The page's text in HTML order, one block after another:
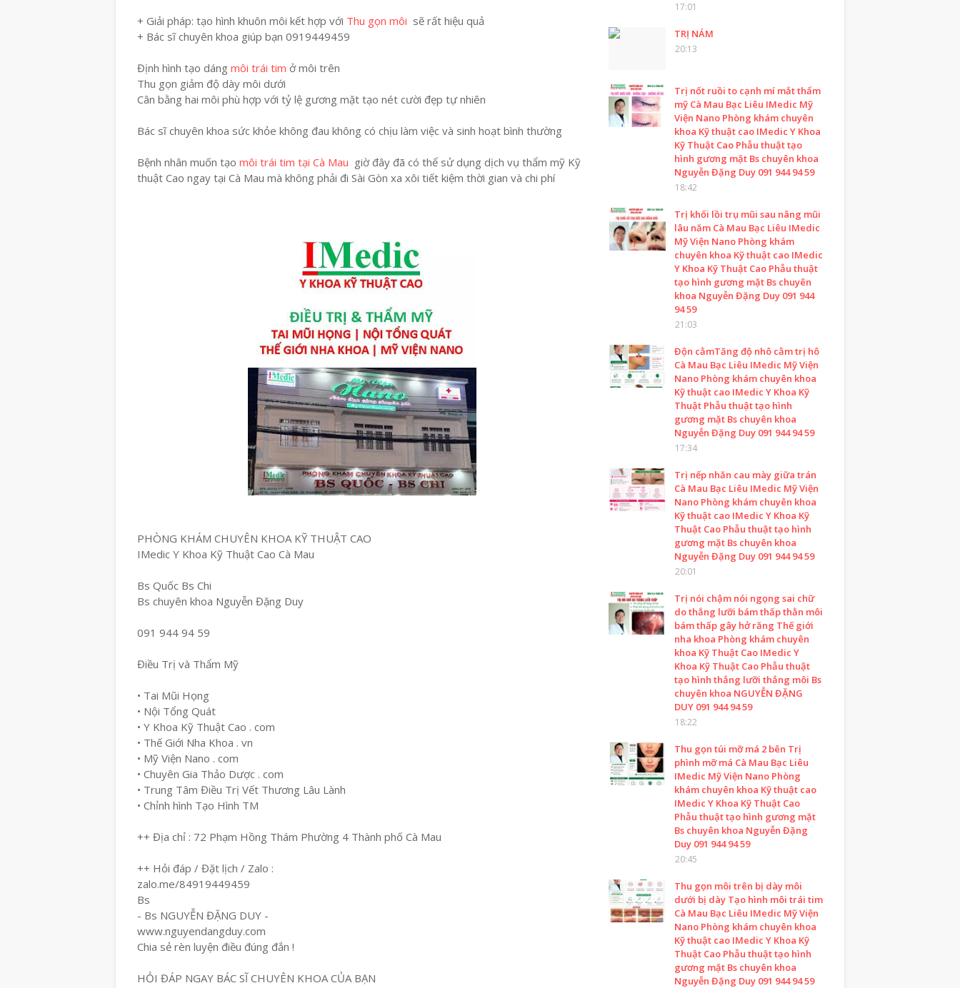
+ Giải pháp: tạo hình khuôn môi kết hợp với Thu gọn môi sẽ rất hiệu quả
+ Bác sĩ chuyên khoa giúp bạn 0919449459
Định hình tạo dáng môi trái tim ở môi trên
Thu gọn giảm độ dày môi dưới
Cân bằng hai môi phù hợp với tỷ lệ gương mặt tạo nét cười đẹp tự nhiên
Bác sĩ chuyên khoa sức khỏe không đau không có chịu làm việc và sinh hoạt bình thường
Bệnh nhân muốn tạo môi trái tim tại Cà Mau giờ đây đã có thể sử dụng dịch vụ thẩm mỹ Kỹ
thuật Cao ngay tại Cà Mau mà không phải đi Sài Gòn xa xôi tiết kiệm thời gian và chi phí
PHÒNG KHÁM CHUYÊN KHOA KỸ THUẬT CAO
IMedic Y Khoa Kỹ Thuật Cao Cà Mau
Bs Quốc Bs Chi
Bs chuyên khoa Nguyễn Đặng Duy
091 944 94 59
Điều Trị và Thẩm Mỹ
• Tai Mũi Họng
• Nội Tổng Quát
• Y Khoa Kỹ Thuật Cao . com
• Thế Giới Nha Khoa . vn
• Mỹ Viện Nano . com
• Chuyên Gia Thảo Dược . com
• Trung Tâm Điều Trị Vết Thương Lâu Lành
• Chỉnh hình Tạo Hình TM
++ Địa chỉ : 72 Phạm Hồng Thám Phường 4 Thành phố Cà Mau
++ Hỏi đáp / Đặt lịch / Zalo :
zalo.me/84919449459
Bs
- Bs NGUYỄN ĐẶNG DUY -
www.nguyendangduy.com
Chia sẻ rèn luyện điều đúng đắn !
HỎI ĐÁP NGAY BÁC SĨ CHUYÊN KHOA CỦA BẠN
17:01
TRỊ NÁM
20:13
Trị nốt ruồi to cạnh mí mắt thẩm
mỹ Cà Mau Bạc Liêu IMedic Mỹ
Viện Nano Phòng khám chuyên
khoa Kỹ thuật cao IMedic Y Khoa
Kỹ Thuật Cao Phẫu thuật tạo
hình gương mặt Bs chuyên khoa
Nguyễn Đặng Duy 091 944 94 59
18:42
Trị khối lồi trụ mũi sau nâng mũi
lâu năm Cà Mau Bạc Liêu IMedic
Mỹ Viện Nano Phòng khám
chuyên khoa Kỹ thuật cao IMedic
Y Khoa Kỹ Thuật Cao Phẫu thuật
tạo hình gương mặt Bs chuyên
khoa Nguyễn Đặng Duy 091 944
94 59
21:03
Độn cằmTăng độ nhô cằm trị hô
Cà Mau Bạc Liêu IMedic Mỹ Viện
Nano Phòng khám chuyên khoa
Kỹ thuật cao IMedic Y Khoa Kỹ
Thuật Phẫu thuật tạo hình
gương mặt Bs chuyên khoa
Nguyễn Đặng Duy 091 944 94 59
17:34
Trị nếp nhăn cau mày giữa trán
Cà Mau Bạc Liêu IMedic Mỹ Viện
Nano Phòng khám chuyên khoa
Kỹ thuật cao IMedic Y Khoa Kỹ
Thuật Cao Phẫu thuật tạo hình
gương mặt Bs chuyên khoa
Nguyễn Đặng Duy 091 944 94 59
20:01
Trị nói chậm nói ngọng sai chữ
do thắng lưỡi bám thấp thằn môi
bám thấp gây hở răng Thế giới
nha khoa Phòng khám chuyên
khoa Kỹ Thuật Cao IMedic Y
Khoa Kỹ Thuật Cao Phẫu thuật
tạo hình thắng lưỡi thắng môi Bs
chuyên khoa NGUYỄN ĐẶNG
DUY 091 944 94 59
18:22
Thu gọn túi mỡ má 2 bên Trị
phình mỡ má Cà Mau Bạc Liêu
IMedic Mỹ Viện Nano Phòng
khám chuyên khoa Kỹ thuật cao
IMedic Y Khoa Kỹ Thuật Cao
Phẫu thuật tạo hình gương mặt
Bs chuyên khoa Nguyễn Đặng
Duy 091 944 94 59
20:45
Thu gọn môi trên bị dày môi
dưới bị dày Tạo hình môi trái tim
Cà Mau Bạc Liêu IMedic Mỹ Viện
Nano Phòng khám chuyên khoa
Kỹ thuật cao IMedic Y Khoa Kỹ
Thuật Cao Phẫu thuật tạo hình
gương mặt Bs chuyên khoa
Nguyễn Đặng Duy 091 944 94 59